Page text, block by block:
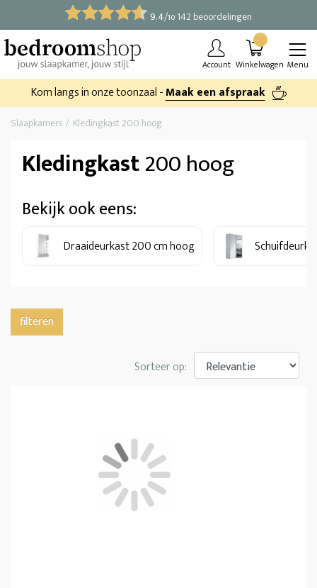
9.4/10 142 beoordelingen
Account Winkelwagen Menu
Kom langs in onze toonzaal -Maak een afspraak
Slaapkamers Kledingkast 200 hoog
Kledingkast200 hoog
Bekijk ook eens:
Draaideurkast 200 cm hoog
filteren
Sorteer op: